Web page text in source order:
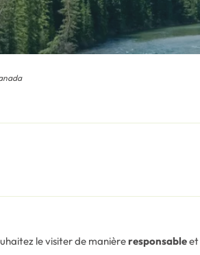
le visiter de manièreresponsable